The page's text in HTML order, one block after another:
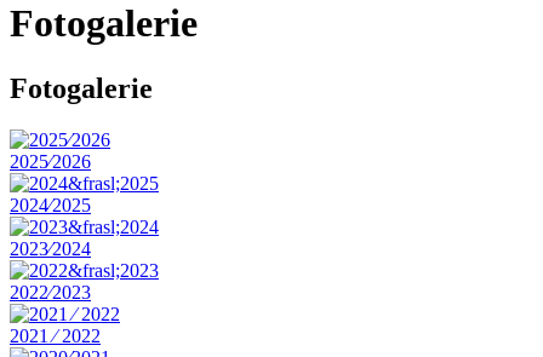
Fotogalerie
Fotogalerie
2025⁄2026
2024⁄2025
2023⁄2024
2022⁄2023
2021 ⁄ 2022